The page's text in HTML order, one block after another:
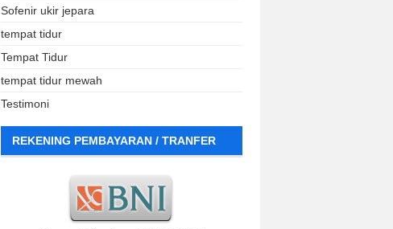
Sofenir ukir jepara
tempat tidur
Tempat Tidur
tempat tidur mewah
Testimoni
REKENING PEMBAYARAN / TRANFER